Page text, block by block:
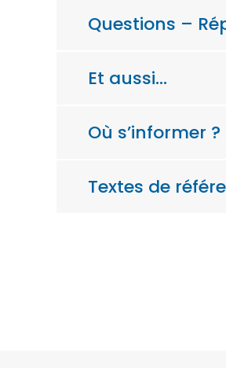
Questions –
Et aussi…
Où s’informer ?
Textes de